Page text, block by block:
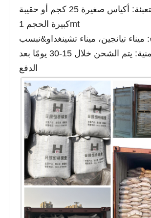
تفاصيل التعبئة: أكياس صغيرة 25 كجم أو حقيبة
كبيرة الحجم 1mt
المهلة الزمنية: يتم الشحن خلال 15-30 يومًا بعد
الدفع